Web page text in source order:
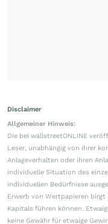
Disclaimer
Allgemeiner Hinweis:
Die bei wallstreetONLINE
Leser, unabhängig von ihrer
Anlageverhalten oder ihren
individuelle Situation des
individuellen Bedürfnisse
Erwerb von Wertpapieren
Kapitals führen können.
keine Gewähr für etwaige